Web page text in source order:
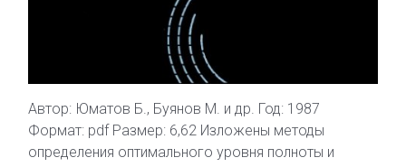
Автор: Юматов Б., Буянов М. и др. Год: 1987
Формат: pdf Размер: 6,62 Изложены методы
определения оптимального уровня полноты и